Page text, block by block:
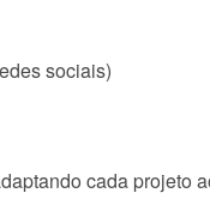
sociais)
cada projeto